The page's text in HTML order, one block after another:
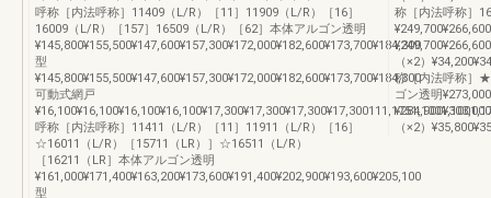
呼称［内法呼称］11409（L/R）［11］11909（L/R）［16］
16009（L/R）［157］16509（L/R）［62］本体アルゴン透明
¥145,800¥155,500¥147,600¥157,300¥172,000¥182,600¥173,700¥184,300
型
¥145,800¥155,500¥147,600¥157,300¥172,000¥182,600¥173,700¥184,300
可動式網戸
呼称［内法呼称］11411（L/R）［11］11911（L/R）［16］
☆16011（L/R）［15711（LR）］☆16511（L/R）
［16211（LR］本体アルゴン透明
¥161,000¥171,400¥163,200¥173,600¥191,400¥202,900¥193,600¥205,100
型
称［内法呼称］
（×2）
称［内法呼称］
ゴン透明
（×2）